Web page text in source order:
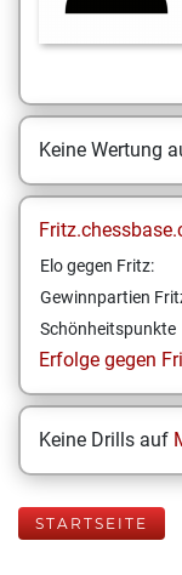
Keine Wertung
Elo gegen Fritz:
Gewinnpartien
Schönheitspunkte
Erfolge gegen
Keine Drills auf
STARTSEITE